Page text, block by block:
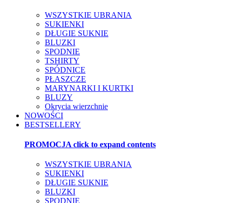
WSZYSTKIE UBRANIA
SUKIENKI
DŁUGIE SUKNIE
BLUZKI
SPODNIE
TSHIRTY
SPÓDNICE
PŁASZCZE
MARYNARKI I KURTKI
BLUZY
Okrycia wierzchnie
NOWOŚCI
BESTSELLERY
PROMOCJA click to expand contents
WSZYSTKIE UBRANIA
SUKIENKI
DŁUGIE SUKNIE
BLUZKI
SPODNIE